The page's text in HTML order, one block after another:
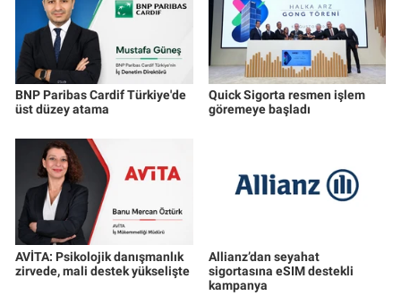
BNP Paribas Cardif Türkiye'de
üst düzey atama
Quick Sigorta resmen işlem
göremeye başladı
AVİTA: Psikolojik danışmanlık
zirvede, mali destek yükselişte
Allianz’dan seyahat
sigortasına eSIM destekli
kampanya